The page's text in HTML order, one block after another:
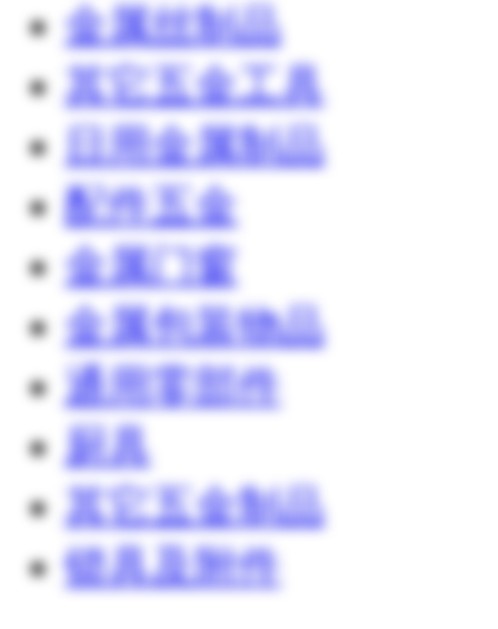
金属丝制品
其它五金工具
日用金属制品
配件五金
金属门窗
金属包装物品
通用零部件
厨具
其它五金制品
锁具及附件